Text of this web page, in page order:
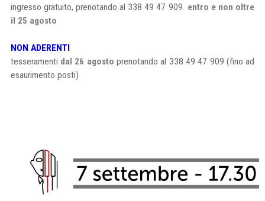
ingresso gratuito, prenotando al 338 49 47 909 entro e non oltre
il 25 agosto
NON ADERENTI
tesseramenti dal 26 agosto prenotando al 338 49 47 909 (fino ad
esaurimento posti)